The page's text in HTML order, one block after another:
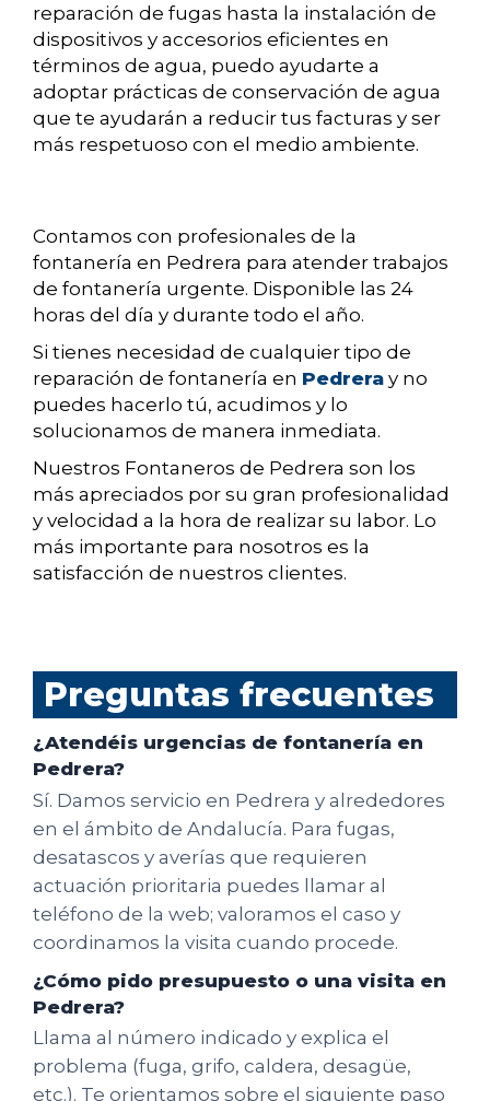
reparación de fugas hasta la instalación de
dispositivos y accesorios eficientes en
términos de agua, puedo ayudarte a
adoptar prácticas de conservación de agua
que te ayudarán a reducir tus facturas y ser
más respetuoso con el medio ambiente.
Contamos con profesionales de la
fontanería en Pedrera para atender trabajos
de fontanería urgente. Disponible las 24
horas del día y durante todo el año.
Si tienes necesidad de cualquier tipo de
reparación de fontanería en Pedrera y no
puedes hacerlo tú, acudimos y lo
solucionamos de manera inmediata.
Nuestros Fontaneros de Pedrera son los
más apreciados por su gran profesionalidad
y velocidad a la hora de realizar su labor. Lo
más importante para nosotros es la
satisfacción de nuestros clientes.
Preguntas frecuentes
¿Atendéis urgencias de fontanería en
Pedrera?
Sí. Damos servicio en Pedrera y alrededores
en el ámbito de Andalucía. Para fugas,
desatascos y averías que requieren
actuación prioritaria puedes llamar al
teléfono de la web; valoramos el caso y
coordinamos la visita cuando procede.
¿Cómo pido presupuesto o una visita en
Pedrera?
Llama al número indicado y explica el
problema (fuga, grifo, caldera, desagüe,
etc.). Te orientamos sobre el siguiente paso